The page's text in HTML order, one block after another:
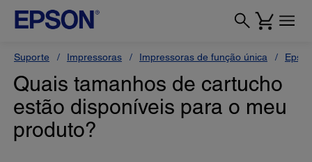
Suporte Impressoras Impressoras de função única
Quais tamanhos de cartucho
estão disponíveis para o meu
produto?